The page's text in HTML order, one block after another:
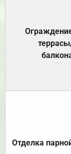
Отделка